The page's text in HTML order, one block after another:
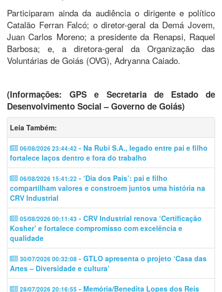
Participaram ainda da audiência o dirigente e político
Catalão Ferran Falcó; o diretor-geral da Demá Jovem,
Juan Carlos Moreno; a presidente da Renapsi, Raquel
Barbosa; e, a diretora-geral da Organização das
Voluntárias de Goiás (OVG), Adryanna Caiado.
(Informações: GPS e Secretaria de Estado de
Desenvolvimento Social – Governo de Goiás)
Leia Também:
06/08/2026 23:44:42 - Na Rubi S.A., legado entre pai e filho
fortalece laços dentro e fora do trabalho
06/08/2026 15:41:22 - ‘Dia dos Pais’: pai e filho
compartilham valores e constroem juntos uma história na
CRV Industrial
05/08/2026 00:11:43 - CRV Industrial renova ‘Certificação
Kosher’ e fortalece compromisso com excelência e
qualidade
30/07/2026 00:32:08 - GTLO apresenta o projeto ‘Casa das
Artes – Diversidade e cultura’
28/07/2026 20:16:55 - Memória/Benedita Lopes dos Reis